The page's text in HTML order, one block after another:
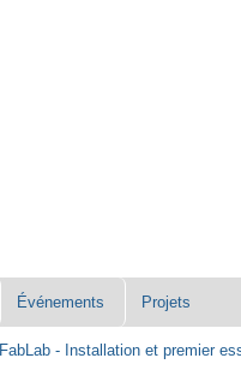
Événements Projets
FabLab - Installation et premier